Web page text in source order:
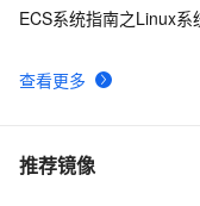
查看更多
ECS系统指南之Linux系
推荐镜像